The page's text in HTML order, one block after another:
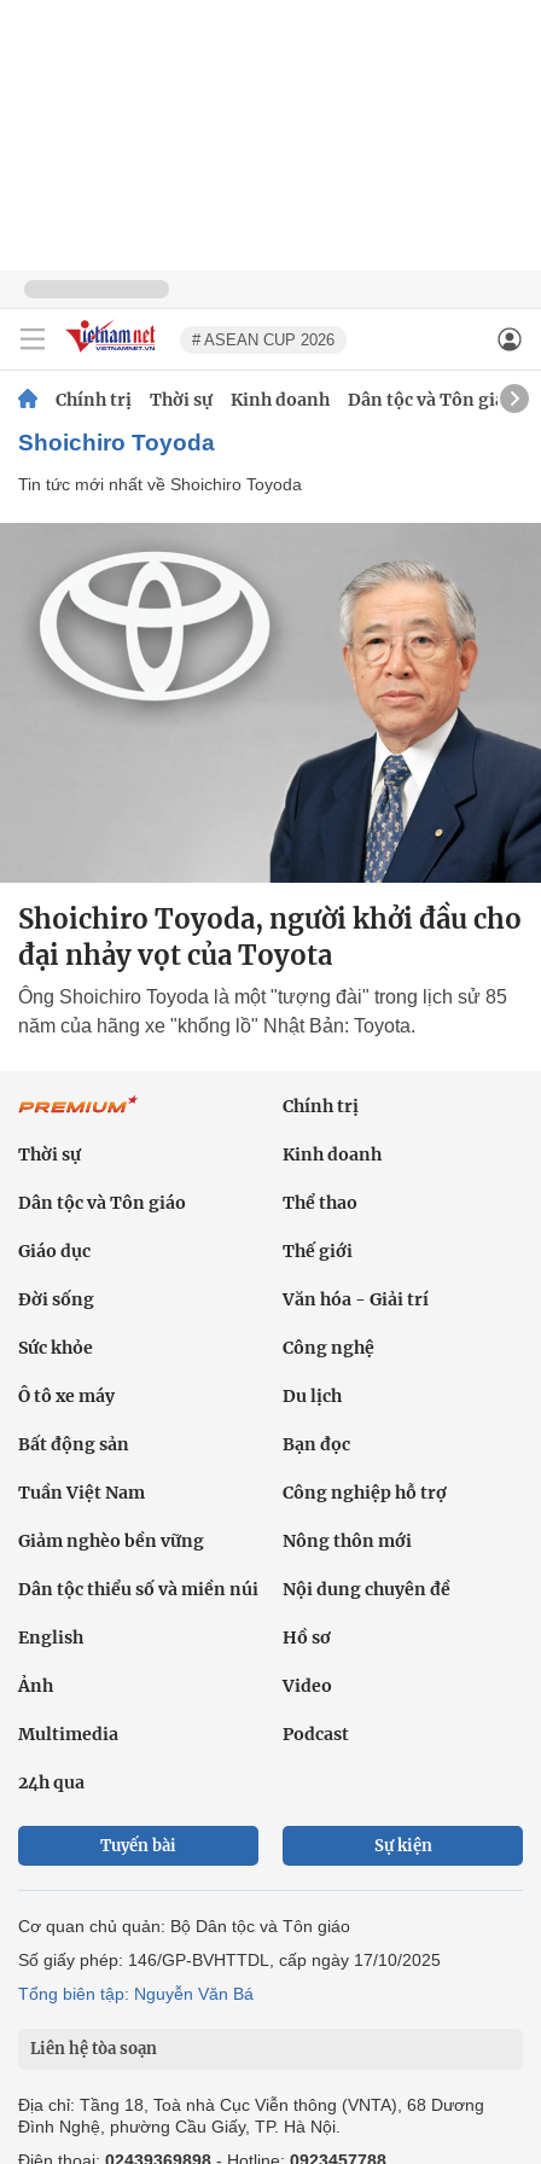
# ASEAN CUP 2026
Chính trị Thời sự Kinh doanh Dân tộc và Tôn giáo
Shoichiro Toyoda
Tin tức mới nhất về Shoichiro Toyoda
Shoichiro Toyoda, người khởi đầu cho
đại nhảy vọt của Toyota
Ông Shoichiro Toyoda là một "tượng đài" trong lịch sử 85
năm của hãng xe "khổng lồ" Nhật Bản: Toyota.
Chính trị
Thời sự Kinh doanh
Dân tộc và Tôn giáo Thể thao
Giáo dục Thế giới
Đời sống Văn hóa - Giải trí
Sức khỏe Công nghệ
Ô tô xe máy Du lịch
Bất động sản Bạn đọc
Tuần Việt Nam Công nghiệp hỗ trợ
Giảm nghèo bền vững Nông thôn mới
Dân tộc thiểu số và miền núi Nội dung chuyên đề
English Hồ sơ
Ảnh Video
Multimedia Podcast
24h qua
Tuyến bài Sự kiện
Cơ quan chủ quản: Bộ Dân tộc và Tôn giáo
Số giấy phép: 146/GP-BVHTTDL, cấp ngày 17/10/2025
Tổng biên tập: Nguyễn Văn Bá
Liên hệ tòa soạn
Địa chỉ: Tầng 18, Toà nhà Cục Viễn thông (VNTA), 68 Dương
Đình Nghệ, phường Cầu Giấy, TP. Hà Nội.